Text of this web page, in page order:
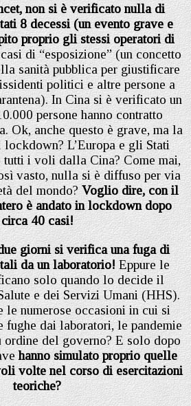
non si è verificato nulla di
8 decessi (un evento grave e
proprio gli stessi operatori di
di “esposizione” (un concetto
sanità pubblica per giustificare
politici e altre persone a
In Cina si è verificato un
persone hanno contratto
Ok, anche questo è grave, ma la
L’Europa e gli Stati
tutti i voli dalla Cina? Come mai,
vasto, nulla si è diffuso per via
del mondo?Voglio dire, con il
è andato in lockdown dopo
circa 40 casi!
giorni si verifica una fuga di
da un laboratorio!Eppure le
solo quando lo decide il
e dei Servizi Umani (HHS).
le numerose occasioni in cui si
fughe dai laboratori, le pandemie
del governo? E solo dopo
hanno simulato proprio quelle
volte nel corso di esercitazioni
teoriche?